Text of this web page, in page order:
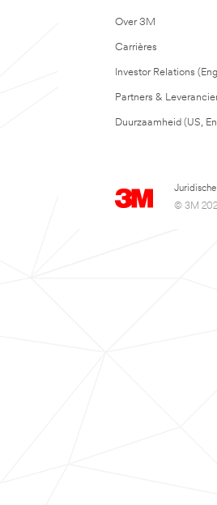
Over 3M
Carrières
Investor Relations
Partners &
Duurzaamheid (US,
© 3M